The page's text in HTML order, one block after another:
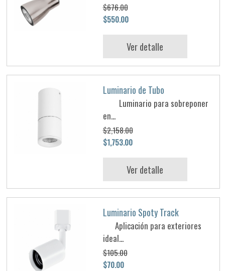
$676.00
$550.00
Ver detalle
Luminario de Tubo
Luminario para sobreponer
en...
$2,158.00
$1,753.00
Ver detalle
Luminario Spoty Track
Aplicación para exteriores
ideal...
$105.00
$70.00